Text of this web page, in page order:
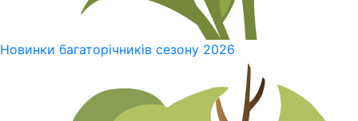
Новинки багаторічників сезону 2026